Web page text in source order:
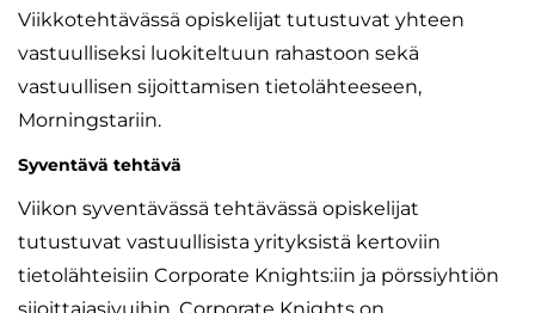
Viikkotehtävässä opiskelijat tutustuvat yhteen
vastuulliseksi luokiteltuun rahastoon sekä
vastuullisen sijoittamisen tietolähteeseen,
Morningstariin.
Syventävä tehtävä
Viikon syventävässä tehtävässä opiskelijat
tutustuvat vastuullisista yrityksistä kertoviin
tietolähteisiin Corporate Knights:iin ja pörssiyhtiön